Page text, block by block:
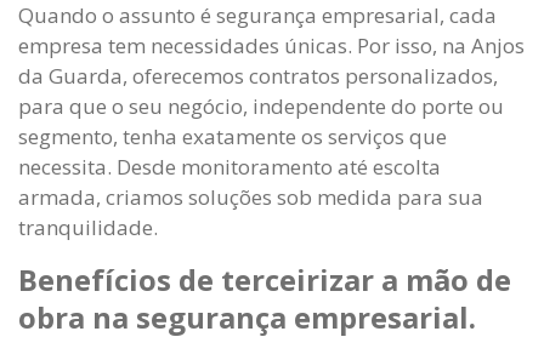
Quando o assunto é segurança empresarial, cada
empresa tem necessidades únicas. Por isso, na Anjos
da Guarda, oferecemos contratos personalizados,
para que o seu negócio, independente do porte ou
segmento, tenha exatamente os serviços que
necessita. Desde monitoramento até escolta
armada, criamos soluções sob medida para sua
tranquilidade.
Benefícios de terceirizar a mão de
obra na segurança empresarial.